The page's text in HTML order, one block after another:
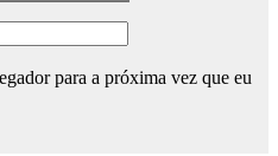
para a próxima vez que eu